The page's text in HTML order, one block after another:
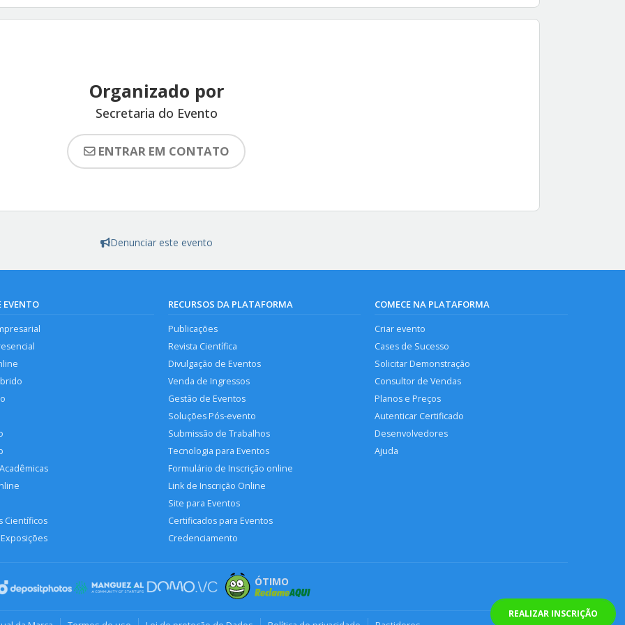
REALIZAR INSCRIÇÃO
Organizado por
Secretaria do Evento
ENTRAR EM CONTATO
Denunciar este evento
EVENTO
Científicos
RECURSOS DA PLATAFORMA
Publicações
Revista Científica
Divulgação de Eventos
Venda de Ingressos
Gestão de Eventos
Soluções Pós-evento
Submissão de Trabalhos
Tecnologia para Eventos
Formulário de Inscrição online
Link de Inscrição Online
Site para Eventos
Certificados para Eventos
Credenciamento
COMECE NA PLATAFORMA
Criar evento
Cases de Sucesso
Solicitar Demonstração
Consultor de Vendas
Planos e Preços
Autenticar Certificado
Desenvolvedores
Ajuda
ÓTIMO